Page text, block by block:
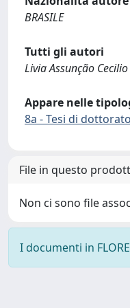
BRASILE
Tutti gli autori
Livia Assunção Cecilio
Appare nelle
8a - Tesi di dottorato
File in questo
Non ci sono file
I documenti in